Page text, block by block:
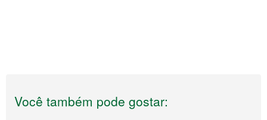
Você também pode gostar: